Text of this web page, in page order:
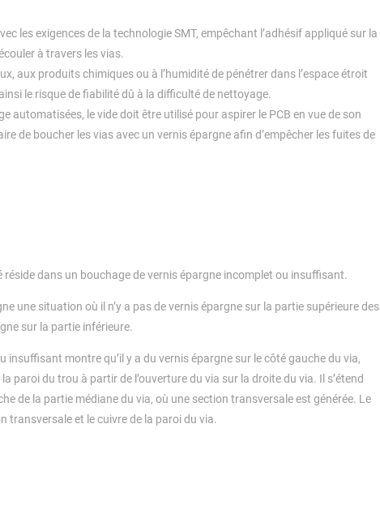
les exigences de la technologie SMT, empêchant l’adhésif appliqué sur la
à travers les vias.
aux produits chimiques ou à l’humidité de pénétrer dans l’espace étroit
le risque de fiabilité dû à la difficulté de nettoyage.
automatisées, le vide doit être utilisé pour aspirer le PCB en vue de son
de boucher les vias avec un vernis épargne afin d’empêcher les fuites de
réside dans un bouchage de vernis épargne incomplet ou insuffisant.
une situation où il n’y a pas de vernis épargne sur la partie supérieure des
sur la partie inférieure.
montre qu’il y a du vernis épargne sur le côté gauche du via,
paroi du trou à partir de l’ouverture du via sur la droite du via. Il s’étend
de la partie médiane du via, où une section transversale est générée. Le
transversale et le cuivre de la paroi du via.